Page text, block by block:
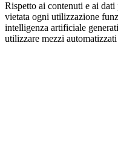
Rispetto ai contenuti e ai
vietata ogni utilizzazione
intelligenza artificiale
utilizzare mezzi